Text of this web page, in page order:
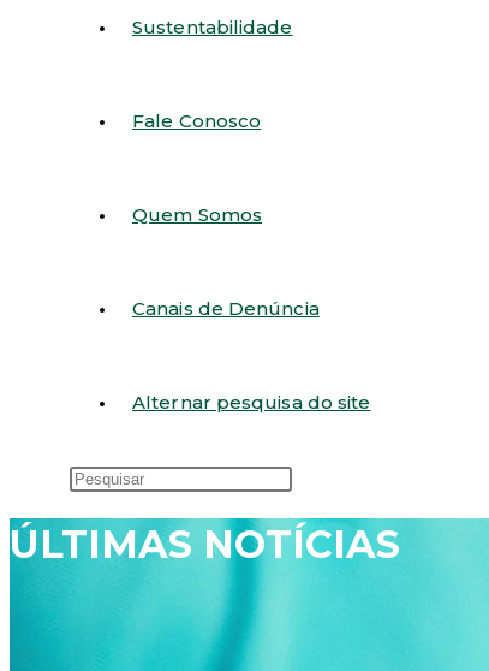
Sustentabilidade
Fale Conosco
Quem Somos
Canais de Denúncia
Alternar pesquisa do site
ÚLTIMAS NOTÍCIAS